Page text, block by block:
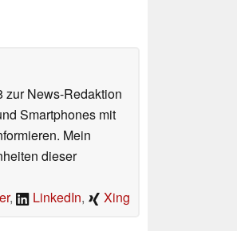
zur News-Redaktion
Smartphones mit
Mein
dieser
, LinkedIn, Xing